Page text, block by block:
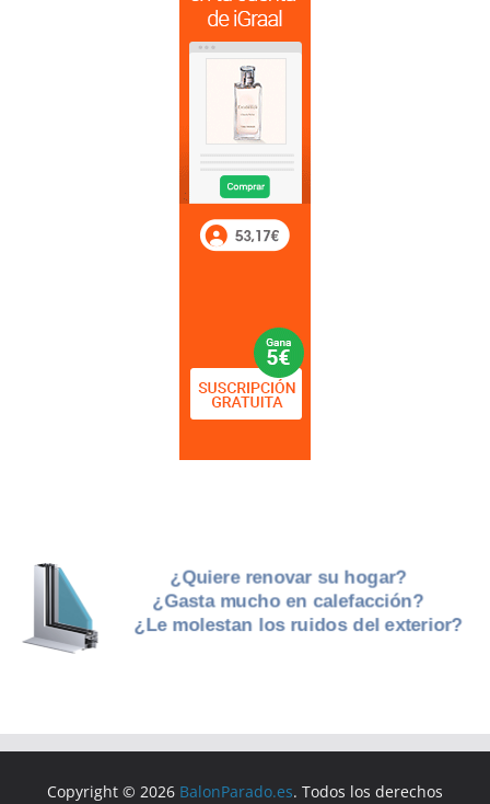
Copyright © 2026 BalonParado.es. Todos los derechos